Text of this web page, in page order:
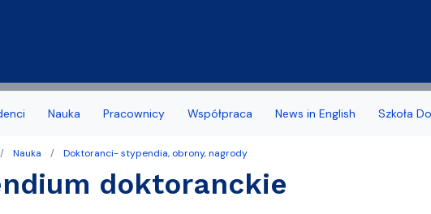
Wydziału
Causa
Deklaracja dostępności
Biuro Karier
Jakość kształcenia
Nauka
obrony, nagrody
Pracownicy Współpraca News in English Szkoła
Nauka Doktoranci- stypendia, obrony, nagrody
doktoranckie